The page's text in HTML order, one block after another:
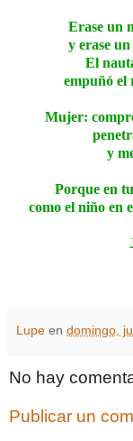
Erase un
y erase
El
empuñó el
Mujer:
y
Porque en
como el niño en
Lupe en domingo,
No hay
Publicar un